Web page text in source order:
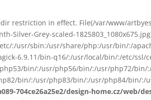
restriction in effect. File(/var/www/
Silver-Grey-scaled-
:/usr/sbin:/usr/share/php:/usr/bin/:/
6.9.11/bin-q16/:/usr/local/bin/:/etc/ssl/
bin/:/usr/php56/bin/:/usr/php72/
bin/:/usr/php83/bin/:/usr/php84/bin/:/
704ce26a25e2/design-home.cz/web/